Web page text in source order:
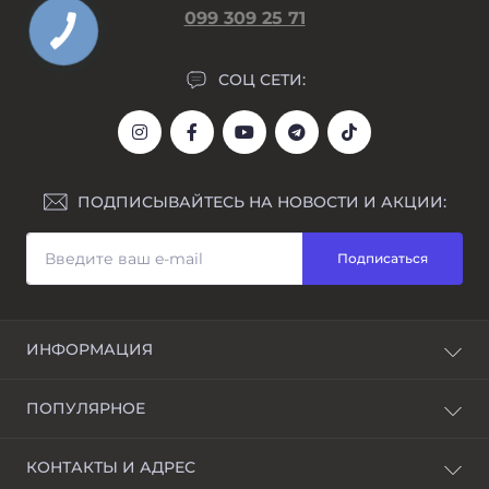
099 309 25 71
СОЦ СЕТИ:
ПОДПИСЫВАЙТЕСЬ НА НОВОСТИ И АКЦИИ:
Подписаться
ИНФОРМАЦИЯ
Awarder – бренд наручных часов
Гравировка
ПОПУЛЯРНОЕ
Женские часы
КОНТАКТЫ И АДРЕС